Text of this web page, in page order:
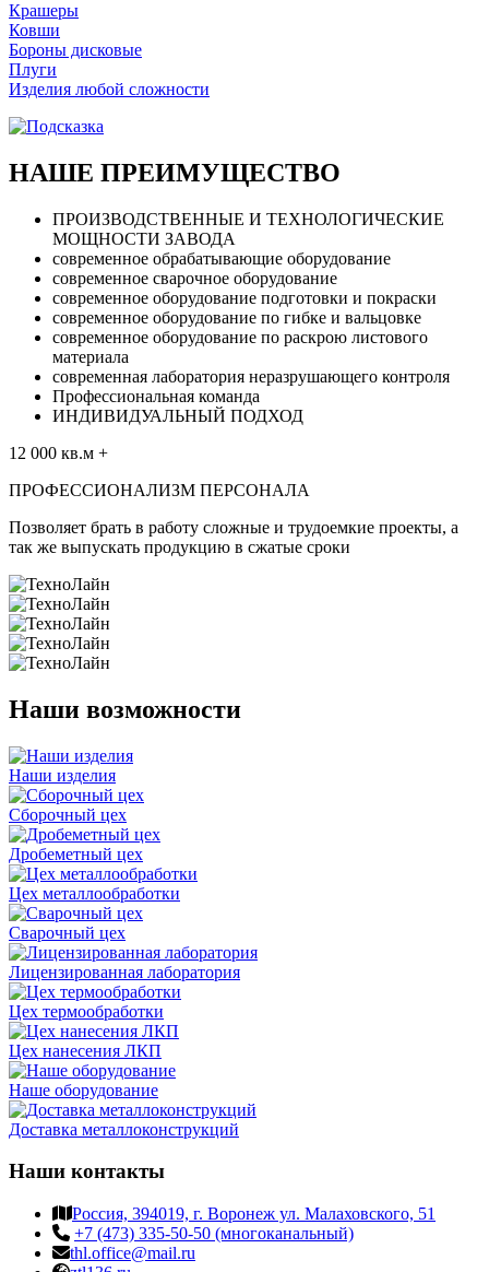
Крашеры
Ковши
Бороны дисковые
Плуги
Изделия любой сложности
НАШЕ ПРЕИМУЩЕСТВО
ПРОИЗВОДСТВЕННЫЕ И ТЕХНОЛОГИЧЕСКИЕ
МОЩНОСТИ ЗАВОДА
современное обрабатывающие оборудование
современное сварочное оборудование
современное оборудование подготовки и покраски
современное оборудование по гибке и вальцовке
современное оборудование по раскрою листового
материала
современная лаборатория неразрушающего контроля
Профессиональная команда
ИНДИВИДУАЛЬНЫЙ ПОДХОД
12 000 кв.м +
ПРОФЕССИОНАЛИЗМ ПЕРСОНАЛА
Позволяет брать в работу сложные и трудоемкие проекты, а
так же выпускать продукцию в сжатые сроки
Наши возможности
Наши изделия
Сборочный цех
Дробеметный цех
Цех металлообработки
Сварочный цех
Лицензированная лаборатория
Цех термообработки
Цех нанесения ЛКП
Наше оборудование
Доставка металлоконструкций
Наши контакты
Россия, 394019, г. Воронеж ул. Малаховского, 51
+7 (473) 335-50-50 (многоканальный)
thl.office@mail.ru